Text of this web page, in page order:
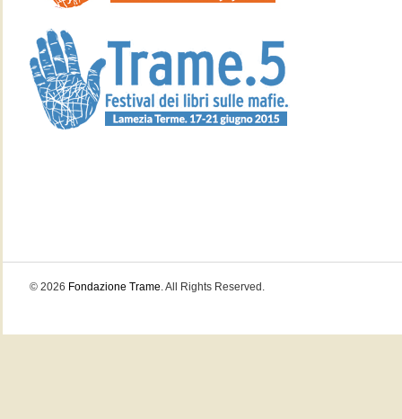
© 2026 Fondazione Trame. All Rights Reserved.